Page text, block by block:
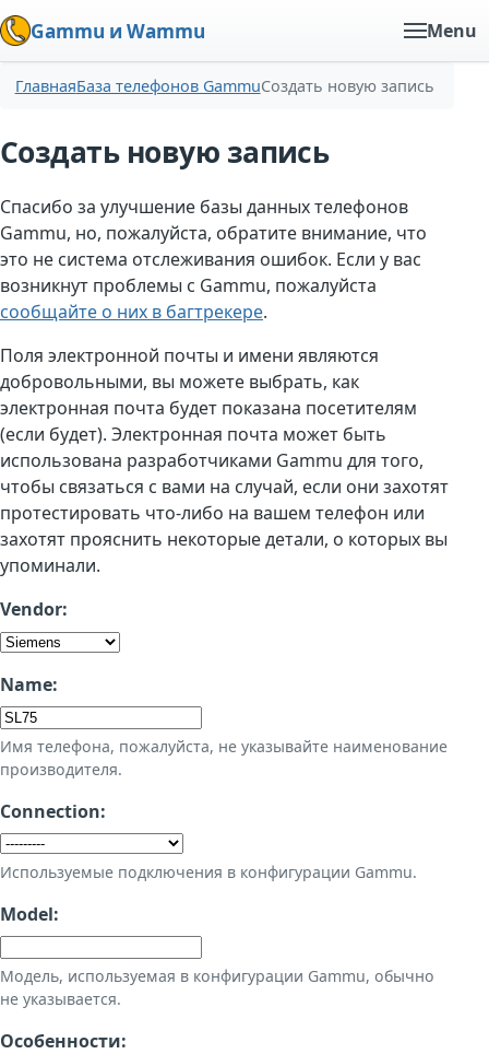
Gammu и Wammu Menu
ГлавнаяБаза телефонов GammuСоздать новую запись
Создать новую запись
Спасибо за улучшение базы данных телефонов
Gammu, но, пожалуйста, обратите внимание, что
это не система отслеживания ошибок. Если у вас
возникнут проблемы с Gammu, пожалуйста
сообщайте о них в багтрекере.
Поля электронной почты и имени являются
добровольными, вы можете выбрать, как
электронная почта будет показана посетителям
(если будет). Электронная почта может быть
использована разработчиками Gammu для того,
чтобы связаться с вами на случай, если они захотят
протестировать что-либо на вашем телефон или
захотят прояснить некоторые детали, о которых вы
упоминали.
Vendor:
Name:
Имя телефона, пожалуйста, не указывайте наименование
производителя.
Connection:
Используемые подключения в конфигурации Gammu.
Model:
Модель, используемая в конфигурации Gammu, обычно
не указывается.
Особенности: